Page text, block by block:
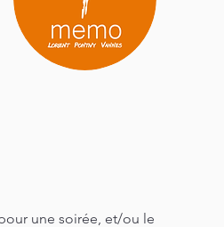
une soirée, et/ou le